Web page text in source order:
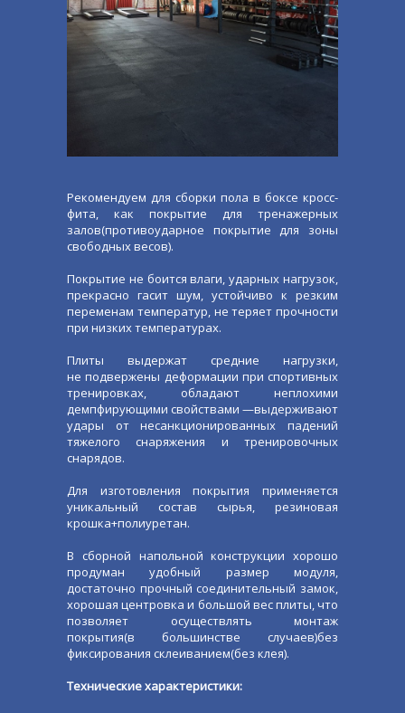
Рекомендуем для сборки пола в боксе кросс-
фита, как покрытие для тренажерных
залов(противоударное покрытие для зоны
свободных весов).
Покрытие не боится влаги, ударных нагрузок,
прекрасно гасит шум, устойчиво к резким
переменам температур, не теряет прочности
при низких температурах.
Плиты выдержат средние нагрузки,
не подвержены деформации при спортивных
тренировках, обладают неплохими
демпфирующими свойствами —выдерживают
удары от несанкционированных падений
тяжелого снаряжения и тренировочных
снарядов.
Для изготовления покрытия применяется
уникальный состав сырья, резиновая
крошка+полиуретан.
В сборной напольной конструкции хорошо
продуман удобный размер модуля,
достаточно прочный соединительный замок,
хорошая центровка и большой вес плиты, что
позволяет осуществлять монтаж
покрытия(в большинстве случаев)без
фиксирования склеиванием(без клея).
Технические характеристики: